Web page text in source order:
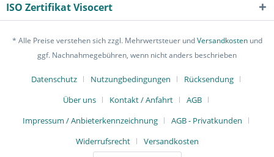
ISO Zertifikat Visocert
* Alle Preise verstehen sich zzgl. Mehrwertsteuer undVersandkostenund
ggf. Nachnahmegebühren, wenn nicht anders beschrieben
Datenschutz Nutzungbedingungen
Rücksendung
Über uns
Kontakt / Anfahrt
AGB
Impressum / Anbieterkennzeichnung
AGB - Privatkunden
Widerrufsrecht
Versandkosten